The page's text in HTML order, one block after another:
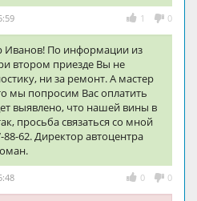
1 0
По информации из
втором приезде Вы не
ни за ремонт. А мастер
мы попросим Вас оплатить
выявлено, что нашей вины в
просьба связаться со мной
62. Директор автоцентра
0 0